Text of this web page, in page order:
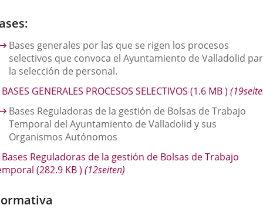
Bases generales por las que se rigen los procesos
selectivos que convoca el Ayuntamiento de Valladolid
la selección de personal.
BASES GENERALES PROCESOS SELECTIVOS (1.6 MB)
Bases Reguladoras de la gestión de Bolsas de Trabajo
Temporal del Ayuntamiento de Valladolid y sus
Organismos Autónomos
Bases Reguladoras de la gestión de Bolsas de Trabajo
(282.9 KB) (12seiten)